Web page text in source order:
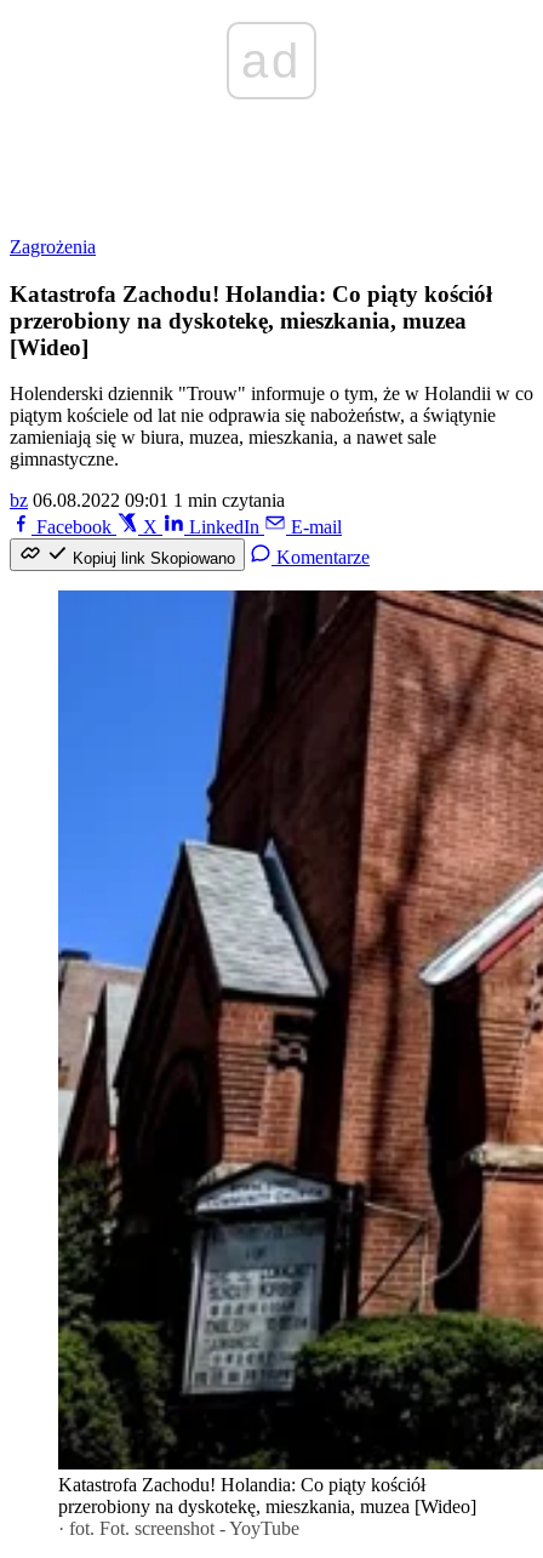
ad
Zagrożenia
Katastrofa Zachodu! Holandia: Co piąty kościół
przerobiony na dyskotekę, mieszkania, muzea
[Wideo]
Holenderski dziennik "Trouw" informuje o tym, że w Holandii w co
piątym kościele od lat nie odprawia się nabożeństw, a świątynie
zamieniają się w biura, muzea, mieszkania, a nawet sale
gimnastyczne.
bz 06.08.2022 09:01 1 min czytania
Facebook
X LinkedIn E-mail
Kopiuj link Skopiowano Komentarze
Katastrofa Zachodu! Holandia: Co piąty kościół
przerobiony na dyskotekę, mieszkania, muzea [Wideo]
· fot. Fot. screenshot - YoyTube